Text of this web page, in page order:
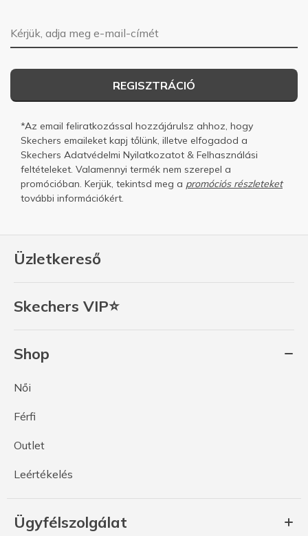
Üzletkereső
Skechers VIP⭐
Shop
Női
Férfi
Outlet
Leértékelés
Ügyfélszolgálat
E-mail-cím
REGISZTRÁCIÓ
*Az email feliratkozással hozzájárulsz ahhoz, hogy
Skechers emaileket kapj tőlünk, illetve elfogadod a
Skechers Adatvédelmi Nyilatkozatot & Felhasználási
feltételeket. Valamennyi termék nem szerepel a
promócióban. Kerjük, tekintsd meg a promóciós részleteket
további információkért.